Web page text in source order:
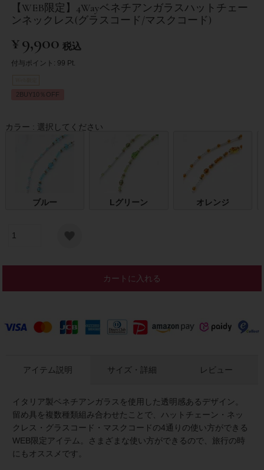
【WEB限定】4Wayベネチアンガラスハットチェー
ンネックレス(グラスコード/マスクコード)
¥9,900 税込
付与ポイント: 99 Pt.
2BUY10％OFF
カラー 選択してください
ブルー Lグリーン オレンジ
カートに入れる
アイテム説明
イタリア製ベネチアンガラスを使用した透明感あるデザイン。
留め具を複数種類組み合わせたことで、ハットチェーン・ネッ
クレス・グラスコード・マスクコードの4通りの使い方ができる
WEB限定アイテム。さまざまな使い方ができるので、旅行の時
にもオススメです。
サイズ・詳細 レビュー